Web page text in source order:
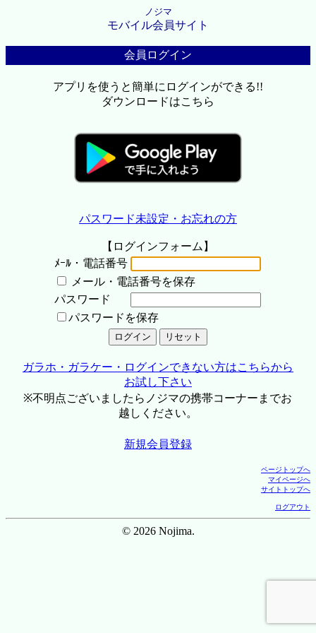
ノジマ
モバイル会員サイト
会員ログイン
アプリを使うと簡単にログインができる!!
ダウンロードはこちら
パスワード未設定・お忘れの方
【ログインフォーム】
ﾒｰﾙ・電話番号
メール・電話番号を保存
パスワード
パスワードを保存
ガラホ・ガラケー・ログインできない方はこちらから
お試し下さい
※不明点ございましたらノジマの携帯コーナーまでお
越しください。
新規会員登録
ページトップへ
マイページへ
サイトトップへ
ログアウト
© 2026 Nojima.